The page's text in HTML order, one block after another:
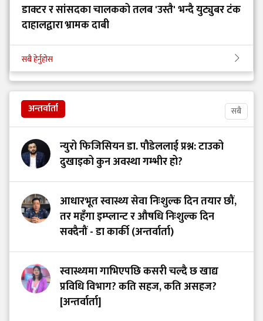
डाक्टर र सांसदका चालकको तलब 'उस्तै' भन्दै युट्युबर टंक
दाहालद्वारा भ्रामक दाबी
सबै हेर्नुहोस
अन्तर्वार्ता सबै
न्युरो फिजिसियन डा. पौडेललाई प्रश्न: टाउको
दुखाइको कुन अवस्था गम्भीर हो?
आधारभूत स्वास्थ्य सेवा निःशुल्क दिन तयार छौं,
तर महँगा इम्प्लान्ट र औषधि निःशुल्क दिन
सक्दैनौं - डा कार्की (अन्तर्वार्ता)
स्वास्थ्यमा गाभिएपछि कसरी चल्दै छ खाद्य
प्रविधि विभाग? कति सहज, कति असहज?
[अन्तर्वार्ता]